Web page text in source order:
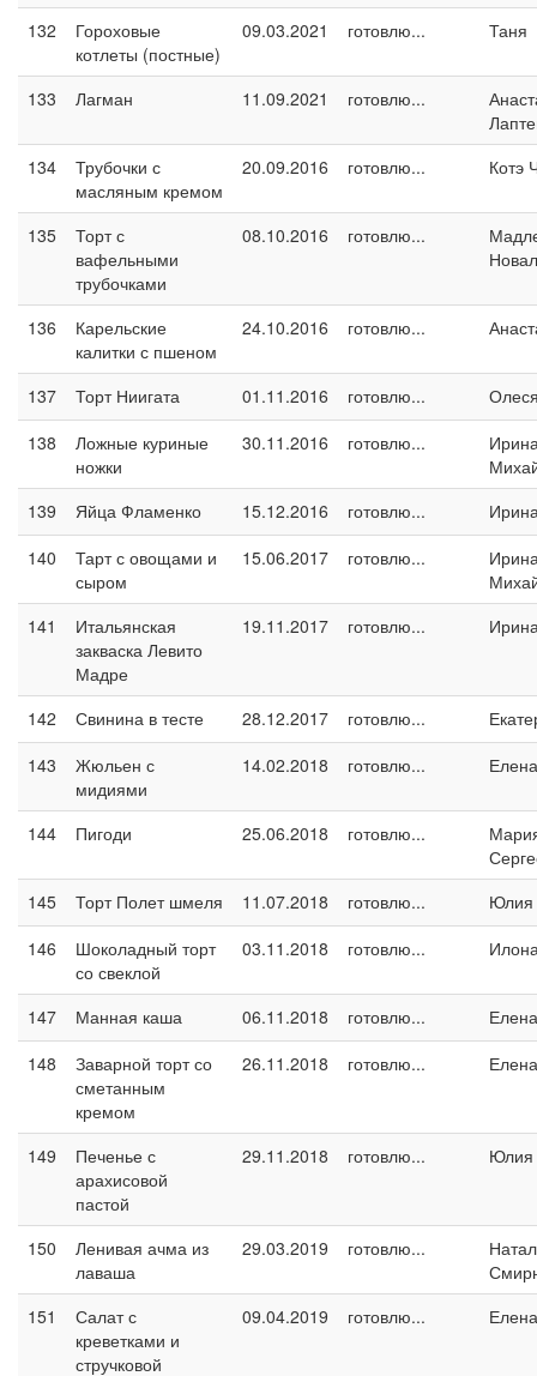
132
Гороховые
котлеты (постные)
09.03.2021 готовлю... Таня
133 Лагман 11.09.2021 готовлю...
134
Трубочки с
масляным кремом
20.09.2016 готовлю... Котэ
135
Торт с
вафельными
трубочками
08.10.2016 готовлю...
136
Карельские
калитки с пшеном
24.10.2016 готовлю...
137 Торт Ниигата 01.11.2016 готовлю...
138
Ложные куриные
ножки
30.11.2016 готовлю...
139
Яйца Фламенко 15.12.2016 готовлю...
140
Тарт с овощами и
сыром
15.06.2017 готовлю...
141
Итальянская
закваска Левито
Мадре
19.11.2017 готовлю...
142 Свинина в тесте 28.12.2017 готовлю...
143
Жюльен с
мидиями
14.02.2018 готовлю...
144 Пигоди 25.06.2018 готовлю...
145
Торт Полет шмеля 11.07.2018 готовлю...
Юлия
146
Шоколадный торт
со свеклой
03.11.2018 готовлю...
147 Манная каша 06.11.2018 готовлю...
148
Заварной торт со
сметанным
кремом
26.11.2018 готовлю...
149
Печенье с
арахисовой
пастой
29.11.2018 готовлю... Юлия
150
Ленивая ачма из
лаваша
29.03.2019 готовлю...
151
Салат с
креветками и
стручковой
09.04.2019 готовлю...